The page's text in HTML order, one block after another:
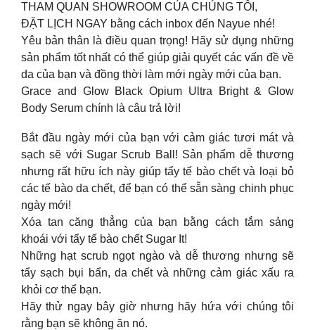
THAM QUAN SHOWROOM CỦA CHÚNG TÔI,
ĐẶT LỊCH NGAY bằng cách inbox đến Nayue nhé!
Yêu bản thân là điều quan trọng! Hãy sử dụng những
sản phẩm tốt nhất có thể giúp giải quyết các vấn đề về
da của bạn và đồng thời làm mới ngày mới của bạn.
Grace and Glow Black Opium Ultra Bright & Glow
Body Serum chính là câu trả lời!
Bắt đầu ngày mới của bạn với cảm giác tươi mát và
sạch sẽ với Sugar Scrub Ball! Sản phẩm dễ thương
nhưng rất hữu ích này giúp tẩy tế bào chết và loại bỏ
các tế bào da chết, để bạn có thể sẵn sàng chinh phục
ngày mới!
Xóa tan căng thẳng của bạn bằng cách tắm sảng
khoái với tẩy tế bào chết Sugar It!
Những hạt scrub ngọt ngào và dễ thương nhưng sẽ
tẩy sạch bụi bẩn, da chết và những cảm giác xấu ra
khỏi cơ thể bạn.
Hãy thử ngay bây giờ nhưng hãy hứa với chúng tôi
rằng bạn sẽ không ăn nó.